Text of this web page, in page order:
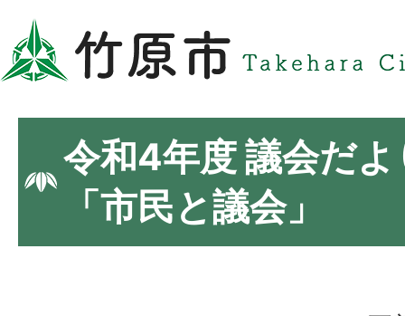
令和4年度 議会だ
「市民と議会」